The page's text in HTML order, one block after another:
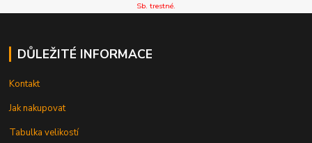
Sb. trestné.
DŮLEŽITÉ INFORMACE
Kontakt
Jak nakupovat
Tabulka velikostí